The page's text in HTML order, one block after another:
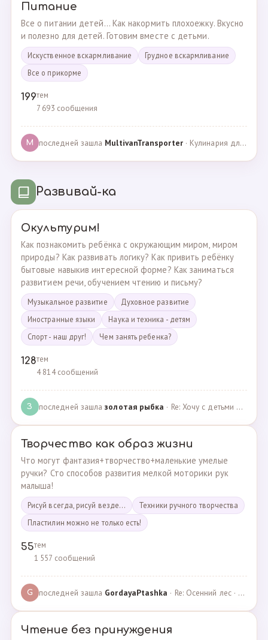
Питание
Все о питании детей... Как накормить плохоежку. Вкусно
и полезно для детей. Готовим вместе с детьми.
Искуственное вскармливание
Грудное вскармливание
Все о прикорме
199тем
7 693 сообщения
M последней зашла MultivanTransporter· Кулинария для более старших · 24.10.2024
Развивай-ка
Окультурим!
Как познакомить ребёнка с окружающим миром, миром
природы? Как развивать логику? Как привить ребёнку
бытовые навыкив интересной форме? Как заниматься
развитием речи, обучением чтению и письму?
Музыкальное развитие
Духовное развитие
Иностранные языки
Наука и техника - детям
Спорт - наш друг!
Чем занять ребенка?
128тем
4 814 сообщений
З последней зашлазолотая рыбка · Re: Хочу с детьми поехать на следующей неделе в Сан… · 19.05.2024
Творчество как образ жизни
Что могут фантазия+творчество+маленькие умелые
ручки? Сто способов развития мелкой моторики рук
малыша!
Рисуй всегда, рисуй везде...
Техники ручного творчества
Пластилин можно не только есть!
55тем
1 557 сообщений
G последней зашла GordayaPtashka · Re: Осенний лес · 05.05.2022
Чтение без принуждения